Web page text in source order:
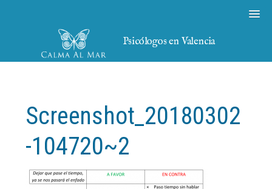
Psicólogos en Valencia
Screenshot_20180302
-104720~2